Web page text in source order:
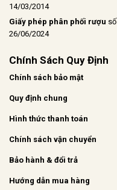
14/03/2014
Giấy phép phân phối rượu số
26/06/2024
Chính Sách Quy Định
Chính sách bảo mật
Quy định chung
Hình thức thanh toán
Chính sách vận chuyển
Bảo hành & đổi trả
Hướng dẫn mua hàng